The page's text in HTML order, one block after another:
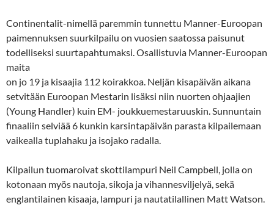
Continentalit-nimellä paremmin tunnettu Manner-Euroopan
paimennuksen suurkilpailu on vuosien saatossa paisunut
todelliseksi suurtapahtumaksi. Osallistuvia Manner-Euroopan
maita
on jo 19 ja kisaajia 112 koirakkoa. Neljän kisapäivän aikana
setvitään Euroopan Mestarin lisäksi niin nuorten ohjaajien
(Young Handler) kuin EM- joukkuemestaruuskin. Sunnuntain
finaaliin selviää 6 kunkin karsintapäivän parasta kilpailemaan
vaikealla tuplahaku ja isojako radalla.
Kilpailun tuomaroivat skottilampuri Neil Campbell, jolla on
kotonaan myös nautoja, sikoja ja vihannesviljelyä, sekä
englantilainen kisaaja, lampuri ja nautatilallinen Matt Watson.